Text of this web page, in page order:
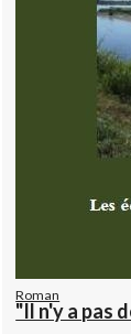
Roman
"Il n'y a pas